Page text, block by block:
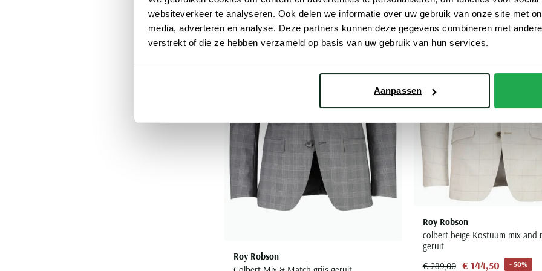
websiteverkeer te analyseren. Ook delen we informatie over uw gebruik van onze site met
media, adverteren en analyse. Deze partners kunnen deze gegevens combineren met
verstrekt of die ze hebben verzameld op basis van uw gebruik van hun services.
Aanpassen
Roy Robson
Toevoegen aan favorieten
Roy Robson
colbert beige Kostuum mix and
geruit
€ 289,00 € 144,50 - 50%